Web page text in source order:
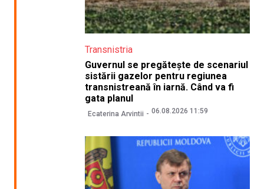
Transnistria
Guvernul se pregătește de scenariul
sistării gazelor pentru regiunea
transnistreană în iarnă. Când va fi
gata planul
Ecaterina Arvintii 06.08.2026 11:59